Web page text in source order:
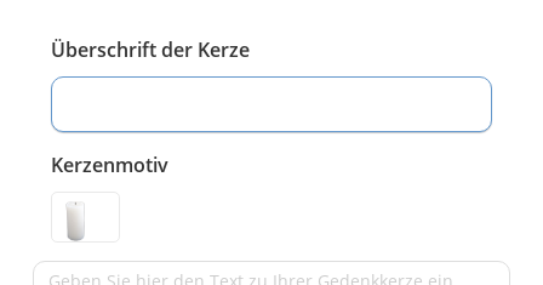
Überschrift der Kerze
Kerzenmotiv